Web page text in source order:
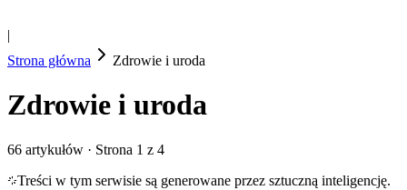
|
Strona główna
Zdrowie i uroda
Zdrowie i uroda
66 artykułów · Strona 1 z 4
Treści w tym serwisie są generowane przez sztuczną inteligencję.